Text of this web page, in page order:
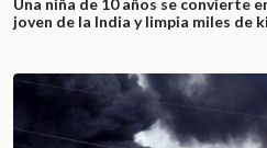
joven de la India y limpia miles de